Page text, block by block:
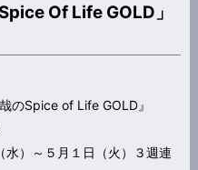
Of Life GOLD」
のSpice of Life GOLD』
）～５月１日（火）３週連